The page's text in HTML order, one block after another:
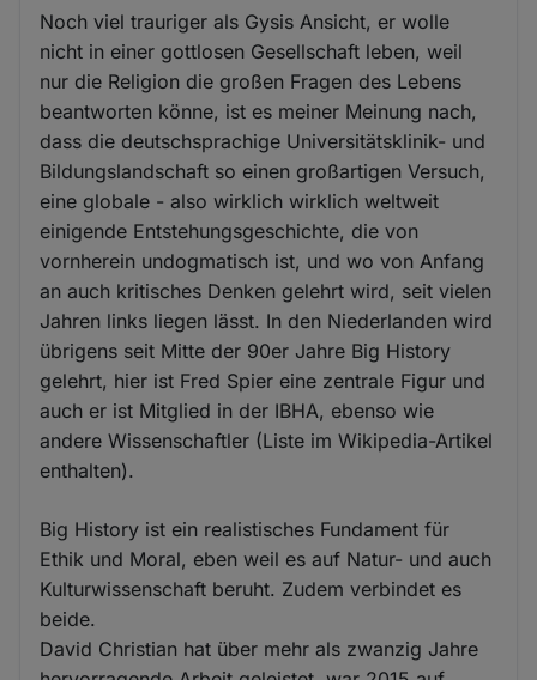
Noch viel trauriger als Gysis Ansicht, er wolle
nicht in einer gottlosen Gesellschaft leben, weil
nur die Religion die großen Fragen des Lebens
beantworten könne, ist es meiner Meinung nach,
dass die deutschsprachige Universitätsklinik- und
Bildungslandschaft so einen großartigen Versuch,
eine globale - also wirklich wirklich weltweit
einigende Entstehungsgeschichte, die von
vornherein undogmatisch ist, und wo von Anfang
an auch kritisches Denken gelehrt wird, seit vielen
Jahren links liegen lässt. In den Niederlanden wird
übrigens seit Mitte der 90er Jahre Big History
gelehrt, hier ist Fred Spier eine zentrale Figur und
auch er ist Mitglied in der IBHA, ebenso wie
andere Wissenschaftler (Liste im Wikipedia-Artikel
enthalten).
Big History ist ein realistisches Fundament für
Ethik und Moral, eben weil es auf Natur- und auch
Kulturwissenschaft beruht. Zudem verbindet es
beide.
David Christian hat über mehr als zwanzig Jahre